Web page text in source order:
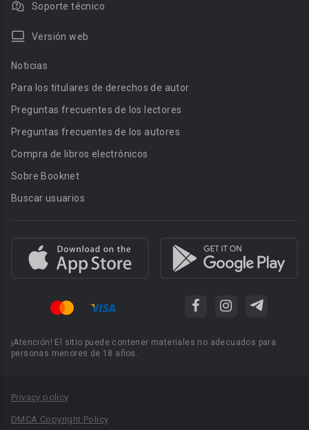
Soporte técnico
Versión web
Noticias
Para los titulares de derechos de autor
Preguntas frecuentes de los lectores
Preguntas frecuentes de los autores
Compra de libros electrónicos
Sobre Booknet
Buscar usuarios
¡Atención! El sitio puede contener materiales no adecuados para
personas menores de 18 años.
Privacy policy
DMCA Copyright Policy